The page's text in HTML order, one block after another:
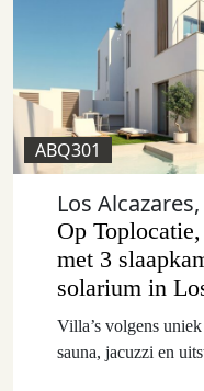
ABQ301
Los
Op
met 3
solarium in
Villa’s volgens
sauna, jacuzzi en